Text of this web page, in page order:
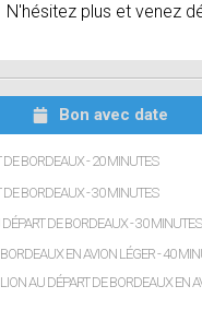
N'hésitez plus et venez
Bon avec date
DE BORDEAUX - 20 MINUTES
DE BORDEAUX - 30 MINUTES
DE BORDEAUX - 30 MINUTES
EN AVION LÉGER - 40
AU DÉPART DE BORDEAUX EN